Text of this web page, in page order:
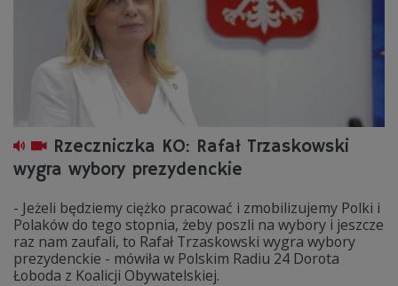
Rzeczniczka KO: Rafał Trzaskowski
wygra wybory prezydenckie
- Jeżeli będziemy ciężko pracować i zmobilizujemy Polki i
Polaków do tego stopnia, żeby poszli na wybory i jeszcze
raz nam zaufali, to Rafał Trzaskowski wygra wybory
prezydenckie - mówiła w Polskim Radiu 24 Dorota
Łoboda z Koalicji Obywatelskiej.